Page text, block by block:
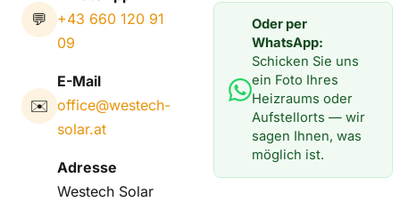
💬
+43 660 120 91
09
✉️
E-Mail
office@westech-
solar.at
Adresse
Westech Solar
Oder per
WhatsApp:
Schicken Sie uns
ein Foto Ihres
Heizraums oder
Aufstellorts — wir
sagen Ihnen, was
möglich ist.